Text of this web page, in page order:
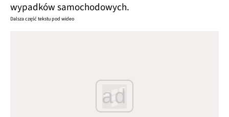
wypadków samochodowych.
Dalsza część tekstu pod wideo
ad